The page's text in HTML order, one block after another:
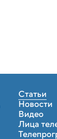
Статьи
Новости
Видео
Лица